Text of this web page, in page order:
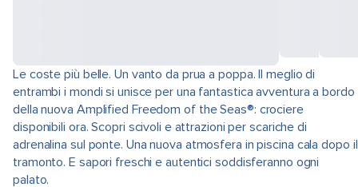
Le coste più belle. Un vanto da prua a poppa. Il meglio di
entrambi i mondi si unisce per una fantastica avventura a bordo
della nuova Amplified Freedom of the Seas®: crociere
disponibili ora. Scopri scivoli e attrazioni per scariche di
adrenalina sul ponte. Una nuova atmosfera in piscina cala dopo il
tramonto. E sapori freschi e autentici soddisferanno ogni
palato.